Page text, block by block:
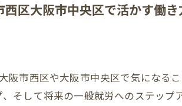
区大阪市中央区で活かす働
阪市西区や大阪市中央区で気になる
そして将来の一般就労へのステッ